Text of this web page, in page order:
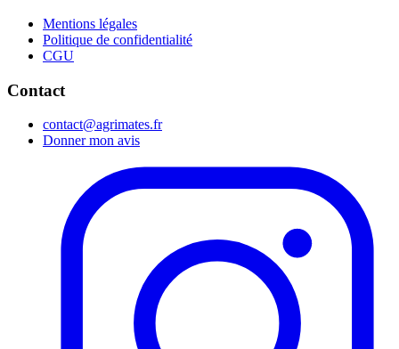
Mentions légales
Politique de confidentialité
CGU
Contact
contact@agrimates.fr
Donner mon avis